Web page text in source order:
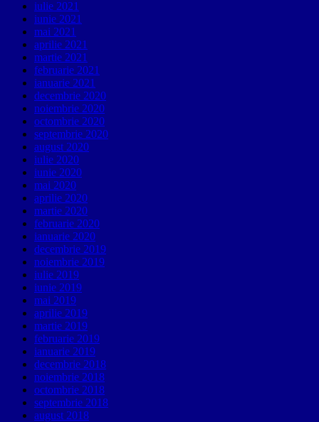
iulie 2021
iunie 2021
mai 2021
aprilie 2021
martie 2021
februarie 2021
ianuarie 2021
decembrie 2020
noiembrie 2020
octombrie 2020
septembrie 2020
august 2020
iulie 2020
iunie 2020
mai 2020
aprilie 2020
martie 2020
februarie 2020
ianuarie 2020
decembrie 2019
noiembrie 2019
iulie 2019
iunie 2019
mai 2019
aprilie 2019
martie 2019
februarie 2019
ianuarie 2019
decembrie 2018
noiembrie 2018
octombrie 2018
septembrie 2018
august 2018